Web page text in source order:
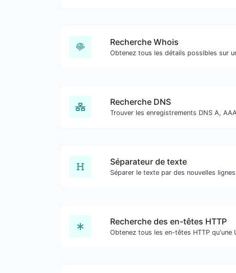
Recherche Whois
Recherche DNS
Séparateur de texte
Recherche des en-têtes HTTP